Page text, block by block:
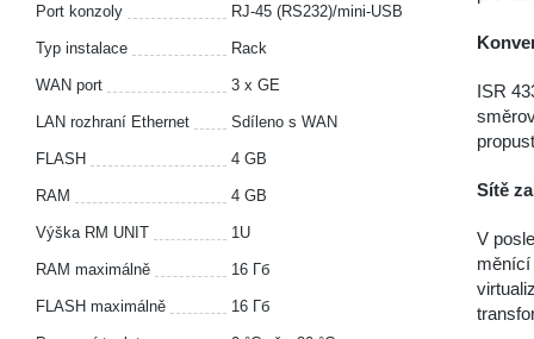
Port konzoly RJ-45 (RS232)/mini-USB
Typ instalace Rack
WAN port 3 x GE
LAN rozhraní Ethernet Sdíleno s WAN
FLASH 4 GB
RAM 4 GB
Výška RM UNIT 1U
RAM maximálně 16 Гб
FLASH maximálně 16 Гб
ISR
Sítě
V
měnící